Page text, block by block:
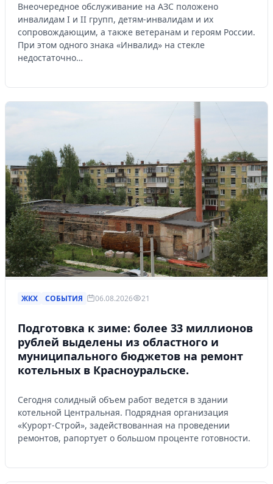
Внеочередное обслуживание на АЗС положено
инвалидам I и II групп, детям-инвалидам и их
сопровождающим, а также ветеранам и героям России.
При этом одного знака «Инвалид» на стекле
недостаточно…
ЖКХ СОБЫТИЯ 06.08.2026 21
Подготовка к зиме: более 33 миллионов
рублей выделены из областного и
муниципального бюджетов на ремонт
котельных в Красноуральске.
Сегодня солидный объем работ ведется в здании
котельной Центральная. Подрядная организация
«Курорт-Строй», задействованная на проведении
ремонтов, рапортует о большом проценте готовности.